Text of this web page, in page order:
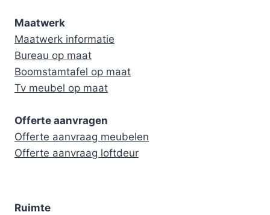
Maatwerk
Maatwerk informatie
Bureau op maat
Boomstamtafel op maat
Tv meubel op maat
Offerte aanvragen
Offerte aanvraag meubelen
Offerte aanvraag loftdeur
Ruimte